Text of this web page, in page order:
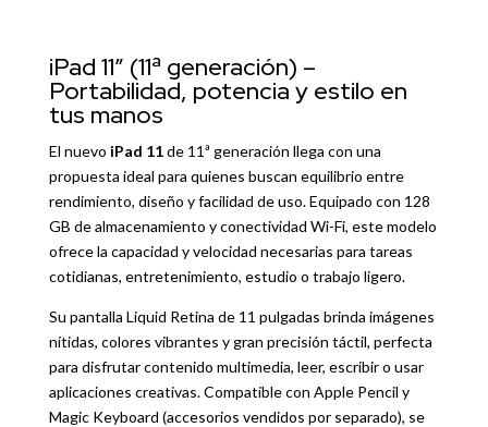
iPad 11″ (11ª generación) –
Portabilidad, potencia y estilo en
tus manos
El nuevo iPad 11de 11ª generación llega con una
propuesta ideal para quienes buscan equilibrio entre
rendimiento, diseño y facilidad de uso. Equipado con 128
GB de almacenamiento y conectividad Wi-Fi, este modelo
ofrece la capacidad y velocidad necesarias para tareas
cotidianas, entretenimiento, estudio o trabajo ligero.
Su pantalla Liquid Retina de 11 pulgadas brinda imágenes
nítidas, colores vibrantes y gran precisión táctil, perfecta
para disfrutar contenido multimedia, leer, escribir o usar
aplicaciones creativas. Compatible con ApplePencil y
Magic Keyboard (accesorios vendidos por separado), se